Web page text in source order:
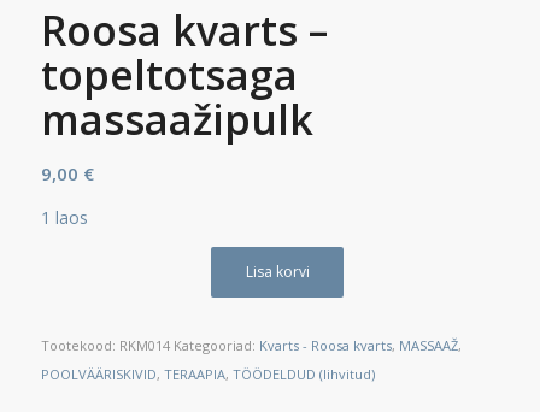
Roosa kvarts –
topeltotsaga
massaažipulk
9,00 €
1 laos
Lisa korvi
Tootekood: RKM014 Kategooriad: Kvarts - Roosa kvarts, MASSAAŽ,
POOLVÄÄRISKIVID, TERAAPIA, TÖÖDELDUD (lihvitud)